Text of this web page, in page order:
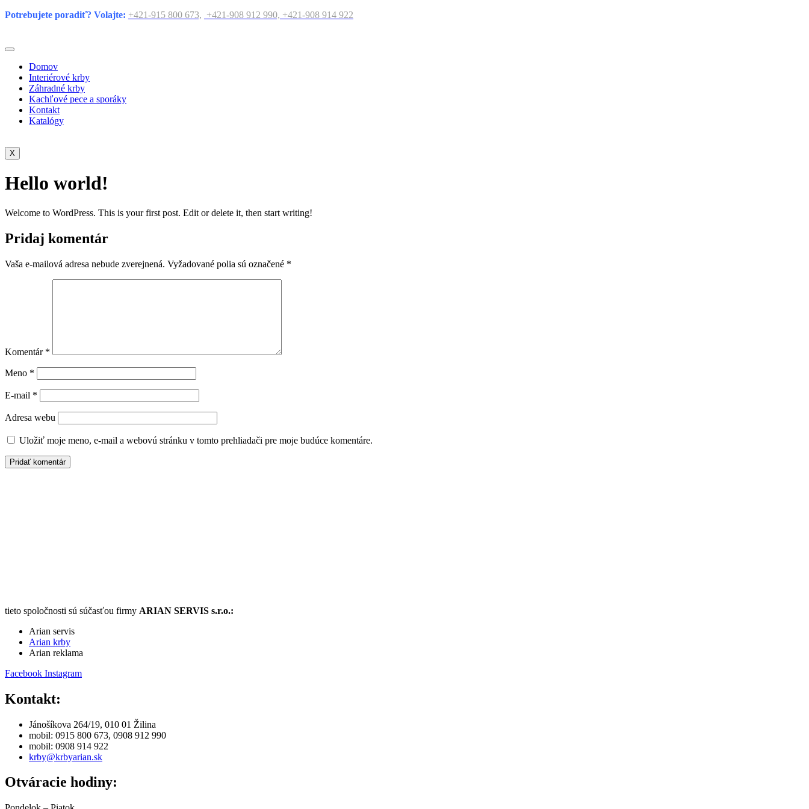
Potrebujete poradiť? Volajte: +421-915 800 673, +421-908 912 990, +421-908 914 922
Domov
Interiérové krby
Záhradné krby
Kachľové pece a sporáky​
Kontakt
Katalógy
X
Hello world!
Welcome to WordPress. This is your first post. Edit or delete it, then start writing!
Pridaj komentár
Vaša e-mailová adresa nebude zverejnená. Vyžadované polia sú označené *
Komentár *
Meno *
E-mail *
Adresa webu
Uložiť moje meno, e-mail a webovú stránku v tomto prehliadači pre moje budúce komentáre.
tieto spoločnosti sú súčasťou firmy ARIAN SERVIS s.r.o.:
Arian servis
Arian krby
Arian reklama
Facebook Instagram
Kontakt:
Jánošíkova 264/19, 010 01 Žilina
mobil: 0915 800 673, 0908 912 990
mobil: 0908 914 922
krby@krbyarian.sk
Otváracie hodiny: